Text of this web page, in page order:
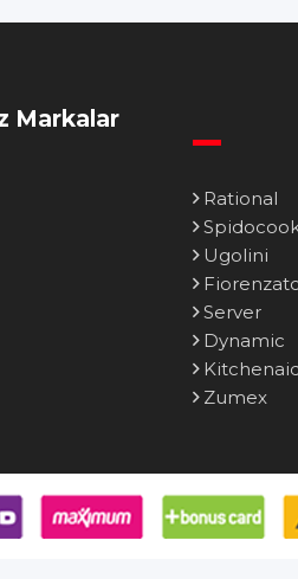
Markalar
Rational
Ugolini
Server
Dynamic
Zumex